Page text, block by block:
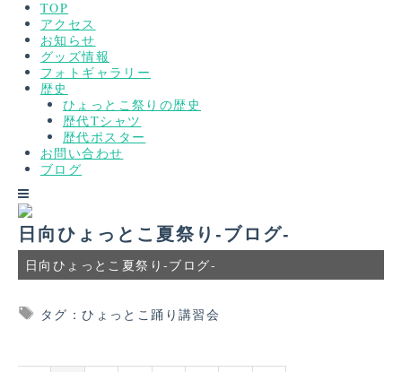
TOP
アクセス
お知らせ
グッズ情報
フォトギャラリー
歴史
ひょっとこ祭りの歴史
歴代Tシャツ
歴代ポスター
お問い合わせ
ブログ
日向ひょっとこ夏祭り-ブログ-
日向ひょっとこ夏祭り-ブログ-
タグ：ひょっとこ踊り講習会